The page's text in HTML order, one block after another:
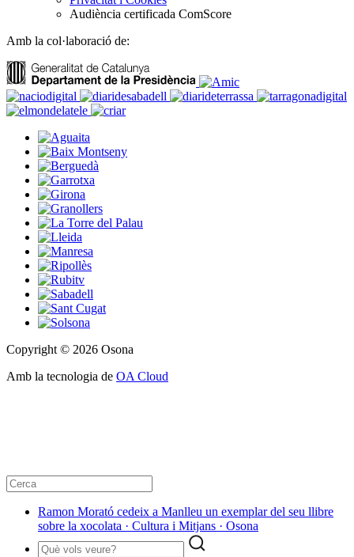
Audiència certificada ComScore
Amb la col·laboració de:
Copyright © 2026 Osona
Amb la tecnologia de OA Cloud
Ramon Morató cedeix a Manlleu un exemplar del seu llibre
sobre la xocolata · Cultura i Mitjans · Osona